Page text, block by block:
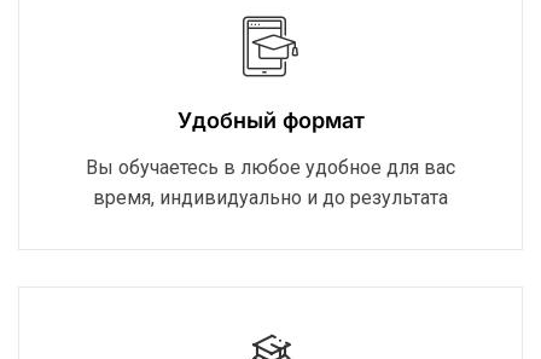
Удобный формат
Вы обучаетесь в любое удобное для вас
время, индивидуально и до результата